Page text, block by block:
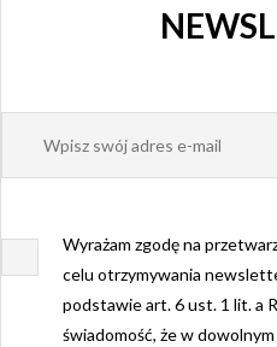
Wyrażam zgodę na
celu otrzymywania
podstawie art. 6 ust. 1 lit. a
świadomość, że w